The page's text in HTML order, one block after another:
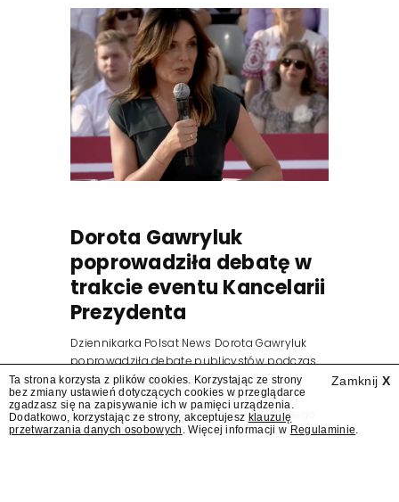
Dorota Gawryluk
poprowadziła debatę w
trakcie eventu Kancelarii
Prezydenta
Dziennikarka Polsat News Dorota Gawryluk
poprowadziła debatę publicystów podczas
zorganizowanego przez Kancelarię
Prezydenta wydarzenia z okazji pierwszej
rocznicy zaprzysiężenia Karola Nawrockiego
na prezydenta.
Zamknij X
Ta strona korzysta z plików cookies. Korzystając ze strony
bez zmiany ustawień dotyczących cookies w przeglądarce
zgadzasz się na zapisywanie ich w pamięci urządzenia.
Dodatkowo, korzystając ze strony, akceptujesz klauzulę
przetwarzania danych osobowych . Więcej informacji w Regulaminie.